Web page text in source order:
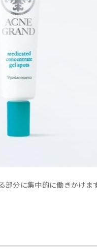
部分に集中的に働きかけま